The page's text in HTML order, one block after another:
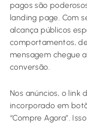
pagos são
landing page. Com
alcança públicos
comportamentos,
mensagem chegue
conversão.
Nos anúncios, o link
incorporado em
“Compre Agora”.